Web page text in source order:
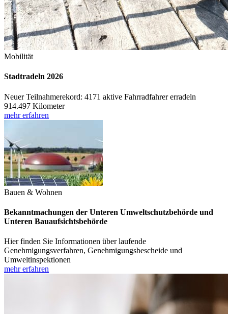
Mobilität
Stadtradeln 2026
Neuer Teilnahmerekord: 4171 aktive Fahrradfahrer erradeln
914.497 Kilometer
mehr erfahren
Bauen & Wohnen
Bekanntmachungen der Unteren Umweltschutzbehörde und
Unteren Bauaufsichtsbehörde
Hier finden Sie Informationen über laufende
Genehmigungsverfahren, Genehmigungsbescheide und
Umweltinspektionen
mehr erfahren